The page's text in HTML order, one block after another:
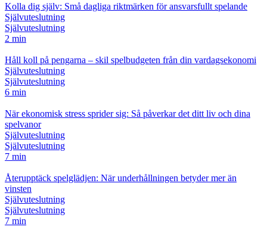
Kolla dig själv: Små dagliga riktmärken för ansvarsfullt spelande
Självuteslutning
Självuteslutning
2 min
Håll koll på pengarna – skil spelbudgeten från din vardagsekonomi
Självuteslutning
Självuteslutning
6 min
När ekonomisk stress sprider sig: Så påverkar det ditt liv och dina
spelvanor
Självuteslutning
Självuteslutning
7 min
Återupptäck spelglädjen: När underhållningen betyder mer än
vinsten
Självuteslutning
Självuteslutning
7 min